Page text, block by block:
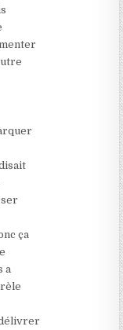
ça
a